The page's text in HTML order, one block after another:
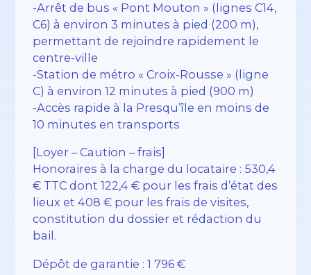
-Arrêt de bus « Pont Mouton » (lignes C14,
C6) à environ 3 minutes à pied (200 m),
permettant de rejoindre rapidement le
centre-ville
-Station de métro « Croix-Rousse » (ligne
C) à environ 12 minutes à pied (900 m)
-Accès rapide à la Presqu’île en moins de
10 minutes en transports
[Loyer – Caution – frais]
Honoraires à la charge du locataire : 530,4
€ TTC dont 122,4 € pour les frais d’état des
lieux et 408 € pour les frais de visites,
constitution du dossier et rédaction du
bail.
Dépôt de garantie : 1 796 €